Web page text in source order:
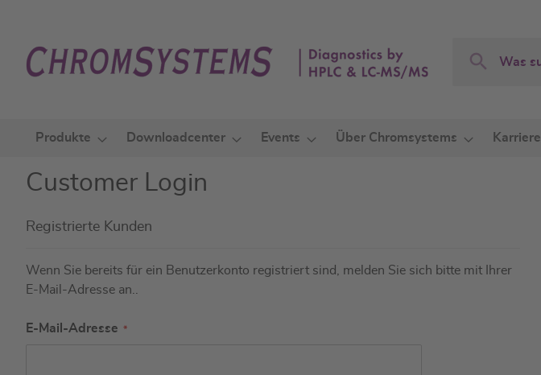
springen
Search
Produkte Downloadcenter Events Über Chromsystems Karriere
Customer Login
Registrierte Kunden
Wenn Sie bereits für ein Benutzerkonto registriert sind, melden Sie sich bitte mit Ihrer
E-Mail-Adresse an..
E-Mail-Adresse